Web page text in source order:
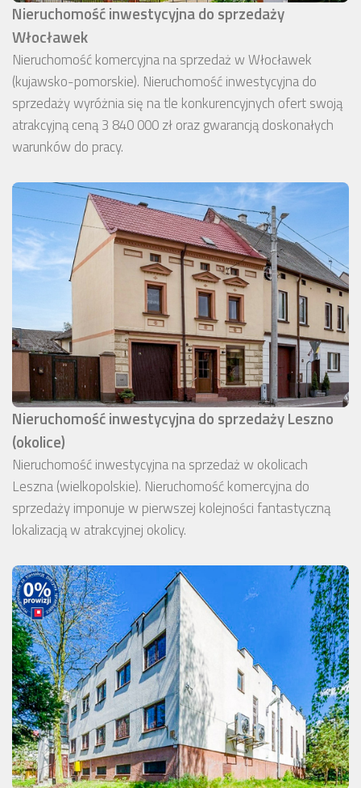
Nieruchomość inwestycyjna do sprzedaży
Włocławek
Nieruchomość komercyjna na sprzedaż w Włocławek
(kujawsko-pomorskie). Nieruchomość inwestycyjna do
sprzedaży wyróżnia się na tle konkurencyjnych ofert swoją
atrakcyjną ceną 3 840 000 zł oraz gwarancją doskonałych
warunków do pracy.
Nieruchomość inwestycyjna do sprzedaży Leszno
(okolice)
Nieruchomość inwestycyjna na sprzedaż w okolicach
Leszna (wielkopolskie). Nieruchomość komercyjna do
sprzedaży imponuje w pierwszej kolejności fantastyczną
lokalizacją w atrakcyjnej okolicy.